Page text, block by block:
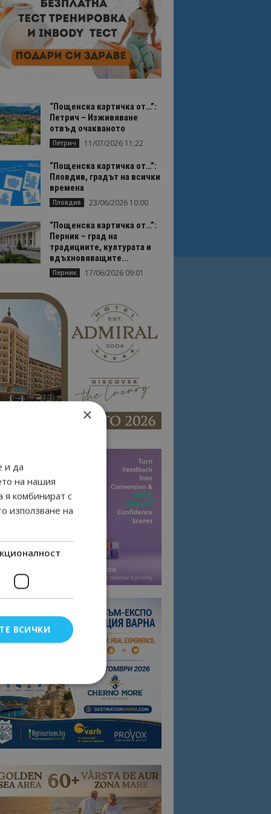
“Пощенска картичка от…”:
Петрич – Изживяване
отвъд очакваното
Петрич 11/07/2026 11:22
“Пощенска картичка от…”:
Пловдив, градът на всички
времена
Пловдив 23/06/2026 10:00
“Пощенска картичка от…”:
Перник – град на
традициите, културата и
вдъхновяващите...
Перник 17/06/2026 09:01
×
и да
на нашия
я комбинират с
използване на
ВСИЧКИ
влизане и
съгласието
на сайта.